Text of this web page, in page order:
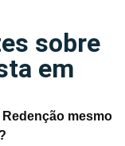
sobre
em
mesmo